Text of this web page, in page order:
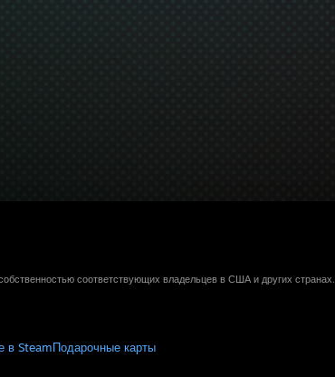
соответствующих владельцев в США и других странах.
в SteamПодарочные карты